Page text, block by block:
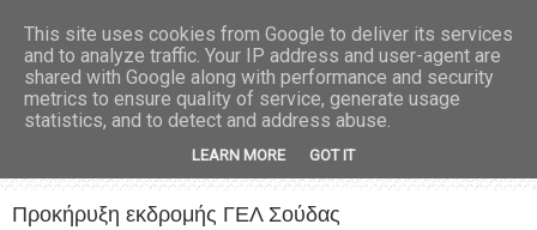
Προκήρυξη εκδρομής ΓΕΛ Σούδας
This site uses cookies from Google to deliver its services
and to analyze traffic. Your IP address and user-agent are
shared with Google along with performance and security
metrics to ensure quality of service, generate usage
statistics, and to detect and address abuse.
LEARN MORE GOT IT